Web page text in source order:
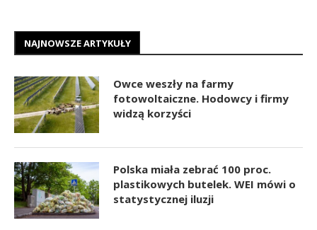
NAJNOWSZE ARTYKUŁY
Owce weszły na farmy
fotowoltaiczne. Hodowcy i firmy
widzą korzyści
Polska miała zebrać 100 proc.
plastikowych butelek. WEI mówi o
statystycznej iluzji